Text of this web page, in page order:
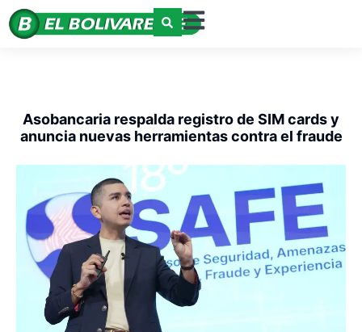
Asobancaria respalda registro de SIM cards y
anuncia nuevas herramientas contra el fraude